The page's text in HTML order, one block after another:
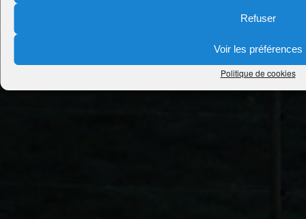
Refuser
Voir les préférences
Politique de cookies